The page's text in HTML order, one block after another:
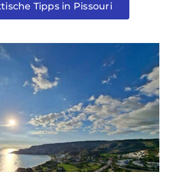
Tipps in Pissouri